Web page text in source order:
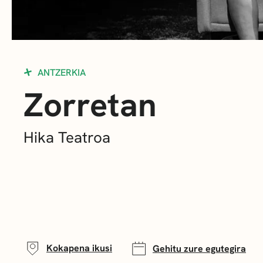
ANTZERKIA
Zorretan
Hika Teatroa
Kokapena ikusi Gehitu zure egutegira